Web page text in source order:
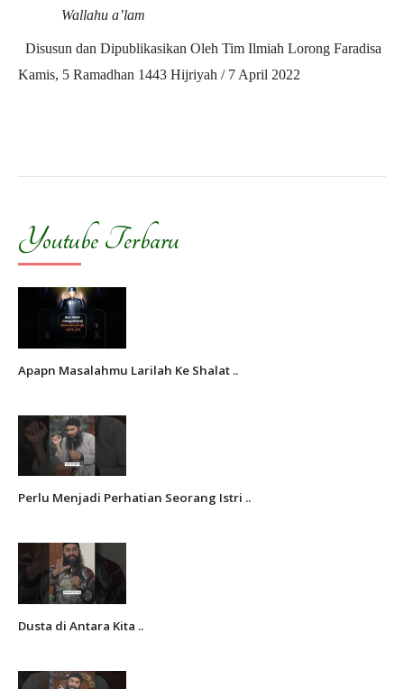
Wallahu a’lam
Disusun dan Dipublikasikan Oleh Tim Ilmiah Lorong Faradisa
Kamis, 5 Ramadhan 1443 Hijriyah / 7 April 2022
Youtube Terbaru
Apapn Masalahmu Larilah Ke Shalat ..
Perlu Menjadi Perhatian Seorang Istri ..
Dusta di Antara Kita ..